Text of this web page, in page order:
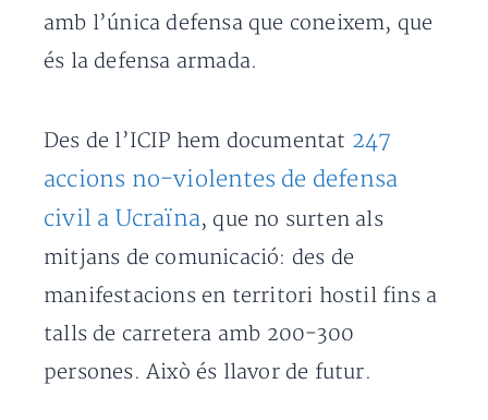
amb l’única defensa que coneixem, que
és la defensa armada.
Des de l’ICIP hem documentat 247
accions no-violentes de defensa
civil a Ucraïna, que no surten als
mitjans de comunicació: des de
manifestacions en territori hostil fins a
talls de carretera amb 200-300
persones. Això és llavor de futur.